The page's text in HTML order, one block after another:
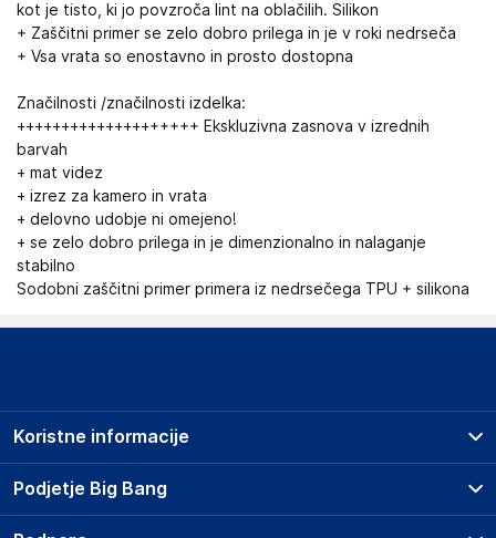
kot je tisto, ki jo povzroča lint na oblačilih. Silikon
+ Zaščitni primer se zelo dobro prilega in je v roki nedrseča
+ Vsa vrata so enostavno in prosto dostopna
Značilnosti /značilnosti izdelka:
++++++++++++++++++++ Ekskluzivna zasnova v izrednih
barvah
+ mat videz
+ izrez za kamero in vrata
+ delovno udobje ni omejeno!
+ se zelo dobro prilega in je dimenzionalno in nalaganje
stabilno
Sodobni zaščitni primer primera iz nedrsečega TPU + silikona
Podjetje Big Bang
O podjetju
Koristne informacije
Prodajna mesta